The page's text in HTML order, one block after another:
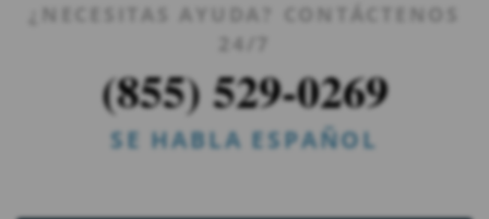
¿NECESITAS AYUDA? CONTÁCTENOS
24/7
(855) 529-0269
SE HABLA ESPAÑOL